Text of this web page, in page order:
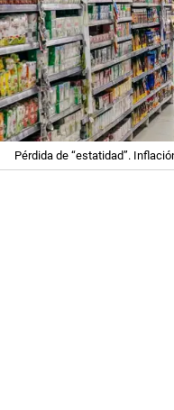
Pérdida de “estatidad”.